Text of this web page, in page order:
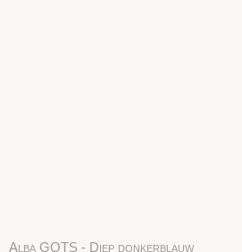
Alba GOTS - Diep donkerblauw